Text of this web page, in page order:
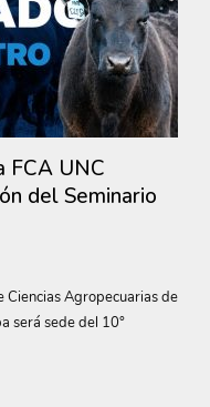
FCA UNC
del Seminario
Ciencias Agropecuarias de
será sede del 10°